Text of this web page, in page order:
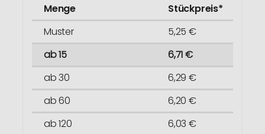
Menge
Stückpreis*
Muster
5,25 €
ab 15
6,71 €
ab 30
6,29 €
ab 60
6,20 €
ab 120
6,03 €